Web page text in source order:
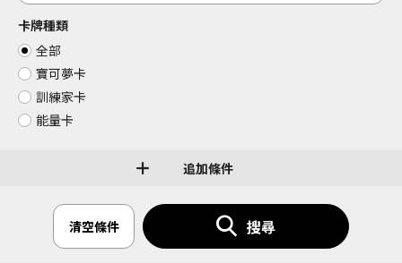
卡牌種類
全部
寶可夢卡
訓練家卡
能量卡
追加條件
清空條件 搜尋